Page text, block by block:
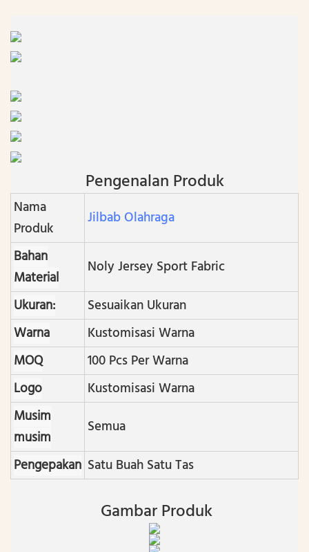
Pengenalan Produk
Nama
Produk
Jilbab Olahraga
Bahan
Material
Noly Jersey Sport Fabric
Ukuran:
Sesuaikan Ukuran
Warna
Kustomisasi Warna
MOQ
100 Pcs Per Warna
Logo
Kustomisasi Warna
Musim
musim
Semua
Pengepakan Satu Buah Satu Tas
Gambar Produk